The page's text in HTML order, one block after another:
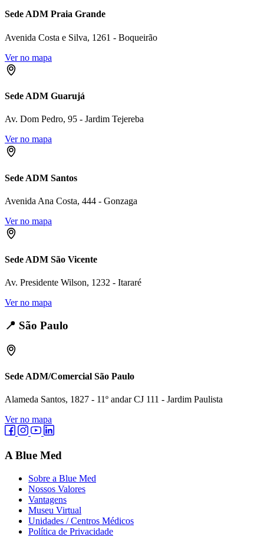
Sede ADM Praia Grande
Avenida Costa e Silva, 1261 - Boqueirão
Ver no mapa
Sede ADM Guarujá
Av. Dom Pedro, 95 - Jardim Tejereba
Ver no mapa
Sede ADM Santos
Avenida Ana Costa, 444 - Gonzaga
Ver no mapa
Sede ADM São Vicente
Av. Presidente Wilson, 1232 - Itararé
Ver no mapa
📍 São Paulo
Sede ADM/Comercial São Paulo
Alameda Santos, 1827 - 11º andar CJ 111 - Jardim Paulista
Ver no mapa
A Blue Med
Sobre a Blue Med
Nossos Valores
Vantagens
Museu Virtual
Unidades / Centros Médicos
Política de Privacidade